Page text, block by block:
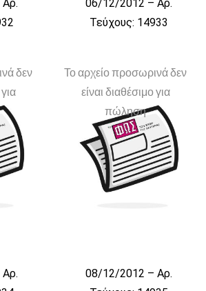
06/12/2012 – Αρ.
Τεύχους: 14933
δεν
Το αρχείο προσωρινά δεν
είναι διαθέσιμο για
πώληση
08/12/2012 – Αρ.